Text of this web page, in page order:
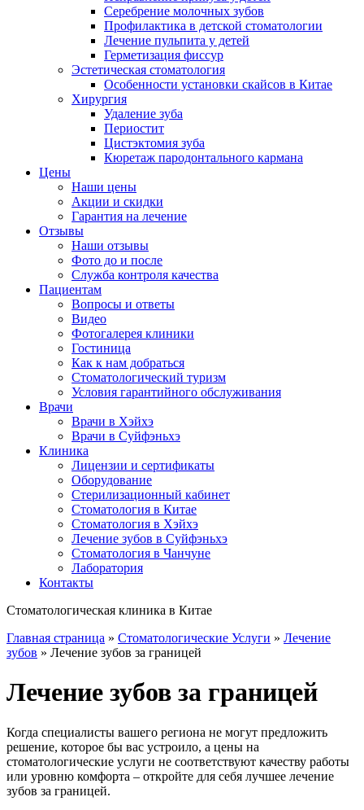
Серебрение молочных зубов
Профилактика в детской стоматологии
Лечение пульпита у детей
Герметизация фиссур
Эстетическая стоматология
Особенности установки скайсов в Китае
Хирургия
Удаление зуба
Периостит
Цистэктомия зуба
Кюретаж пародонтального кармана
Цены
Наши цены
Акции и скидки
Гарантия на лечение
Отзывы
Наши отзывы
Фото до и после
Служба контроля качества
Пациентам
Вопросы и ответы
Видео
Фотогалерея клиники
Гостиница
Как к нам добраться
Стоматологический туризм
Условия гарантийного обслуживания
Врачи
Врачи в Хэйхэ
Врачи в Суйфэньхэ
Клиника
Лицензии и сертификаты
Оборудование
Стерилизационный кабинет
Стоматология в Китае
Стоматология в Хэйхэ
Лечение зубов в Суйфэньхэ
Стоматология в Чанчуне
Лаборатория
Контакты
Стоматологическая клиника в Китае
Главная страница » Стоматологические Услуги » Лечение
зубов » Лечение зубов за границей
Лечение зубов за границей
Когда специалисты вашего региона не могут предложить
решение, которое бы вас устроило, а цены на
стоматологические услуги не соответствуют качеству работы
или уровню комфорта – откройте для себя лучшее лечение
зубов за границей.